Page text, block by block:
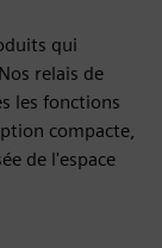
qui
relais de
les fonctions
compacte,
de l'espace